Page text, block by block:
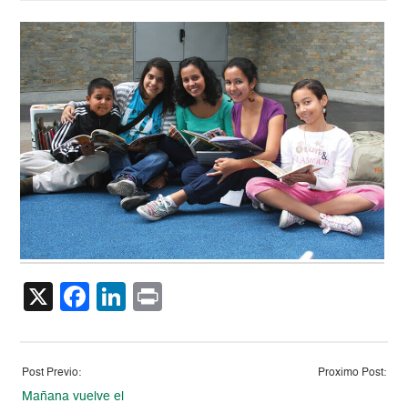
X Facebook
LinkedIn
Post Previo:
Mañana vuelve el
Proximo Post: